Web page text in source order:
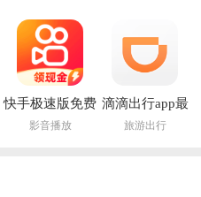
快手极速版免费
下载2026最新版
影音播放
滴滴出行app最
新官方下载安装
旅游出行